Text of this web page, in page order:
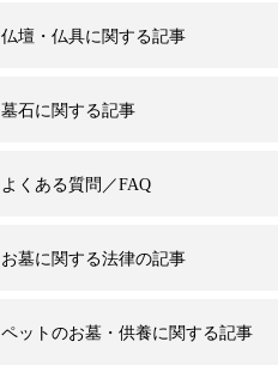
仏壇・仏具に関する記事
墓石に関する記事
よくある質問／FAQ
お墓に関する法律の記事
ペットのお墓・供養に関する記事